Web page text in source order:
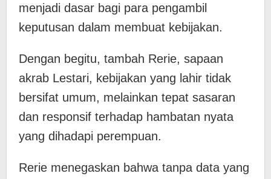
menjadi dasar bagi para pengambil
keputusan dalam membuat kebijakan.
Dengan begitu, tambah Rerie, sapaan
akrab Lestari, kebijakan yang lahir tidak
bersifat umum, melainkan tepat sasaran
dan responsif terhadap hambatan nyata
yang dihadapi perempuan.
Rerie menegaskan bahwa tanpa data yang